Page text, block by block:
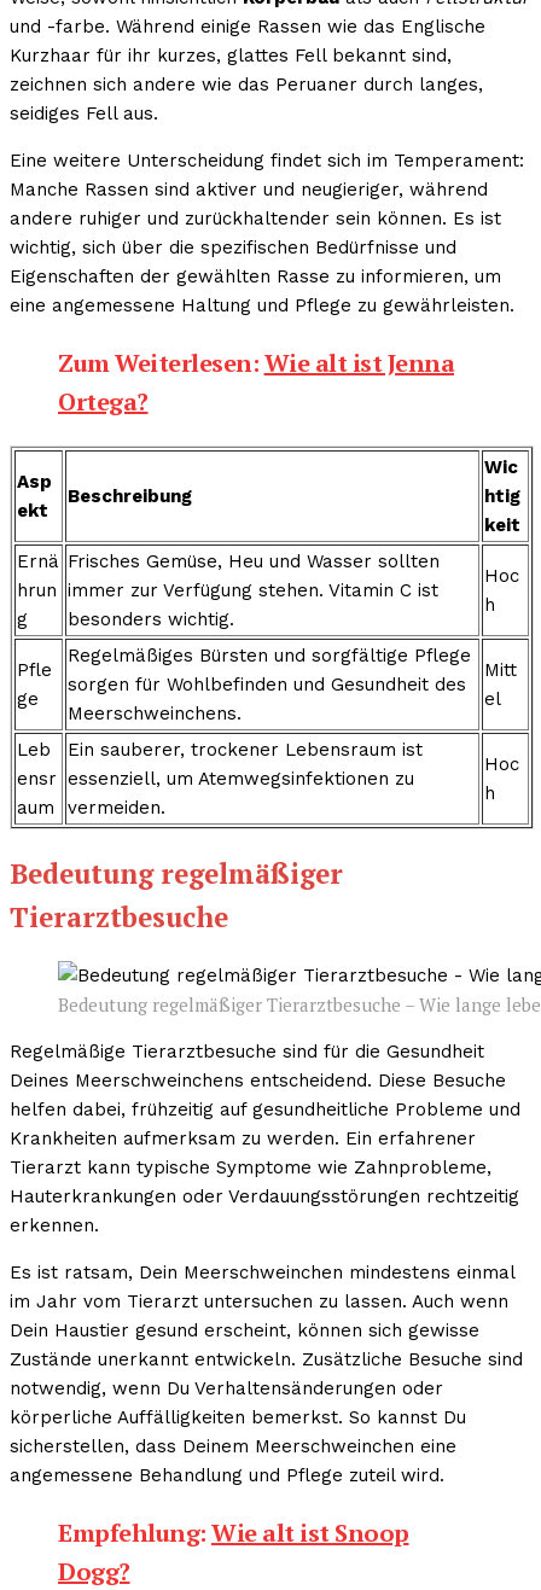
und -farbe. Während einige Rassen wie das Englische
Kurzhaar für ihr kurzes, glattes Fell bekannt sind,
zeichnen sich andere wie das Peruaner durch langes,
seidiges Fell aus.
Eine weitere Unterscheidung findet sich im Temperament:
Manche Rassen sind aktiver und neugieriger, während
andere ruhiger und zurückhaltender sein können. Es ist
wichtig, sich über die spezifischen Bedürfnisse und
Eigenschaften der gewählten Rasse zu informieren, um
eine angemessene Haltung und Pflege zu gewährleisten.
Zum Weiterlesen:Wie alt ist Jenna
Ortega?
Asp
ekt
Beschreibung
Wic
htig
keit
Ernä
hrun
g
Frisches Gemüse, Heu und Wasser sollten
immer zur Verfügung stehen. Vitamin C ist
besonders wichtig.
Hoc
h
Pfle
ge
Regelmäßiges Bürsten und sorgfältige Pflege
sorgen für Wohlbefinden und Gesundheit des
Meerschweinchens.
Mitt
el
Leb
ensr
aum
Ein sauberer, trockener Lebensraum ist
essenziell, um Atemwegsinfektionen zu
vermeiden.
Hoc
h
Bedeutung regelmäßiger
Tierarztbesuche
Bedeutung regelmäßiger Tierarztbesuche – Wie lange
Regelmäßige Tierarztbesuche sind für die Gesundheit
Deines Meerschweinchens entscheidend. Diese Besuche
helfen dabei, frühzeitig auf gesundheitliche Probleme und
Krankheiten aufmerksam zu werden. Ein erfahrener
Tierarzt kann typische Symptome wie Zahnprobleme,
Hauterkrankungen oder Verdauungsstörungen rechtzeitig
erkennen.
Es ist ratsam, Dein Meerschweinchen mindestens einmal
im Jahr vom Tierarzt untersuchen zu lassen. Auch wenn
Dein Haustier gesund erscheint, können sich gewisse
Zustände unerkannt entwickeln. Zusätzliche Besuche sind
notwendig, wenn Du Verhaltensänderungen oder
körperliche Auffälligkeiten bemerkst. So kannst Du
sicherstellen, dass Deinem Meerschweinchen eine
angemessene Behandlung und Pflege zuteil wird.
Empfehlung:Wie alt ist Snoop
Dogg?